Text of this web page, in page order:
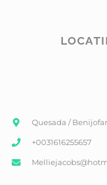
Quesada /
+0031616255657